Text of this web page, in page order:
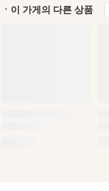
ㆍ이 가게의 다른 상품